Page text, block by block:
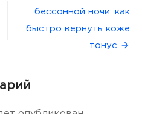
бессонной ночи: как
быстро вернуть коже
тонус